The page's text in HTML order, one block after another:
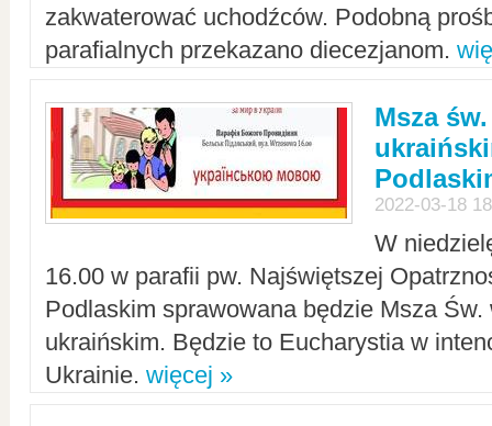
zakwaterować uchodźców. Podobną
parafialnych przekazano diecezjanom.
Msza
2022-03-18
W
16.00 w parafii pw. Najświętszej
Podlaskim sprawowana będzie Msza Św.
ukraińskim. Będzie to Eucharystia w
Ukrainie. więcej »